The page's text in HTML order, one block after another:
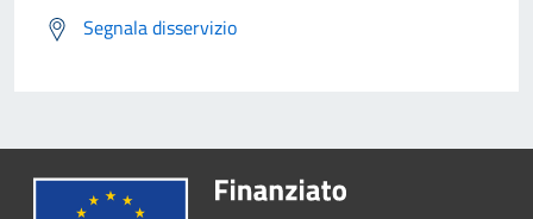
Segnala disservizio